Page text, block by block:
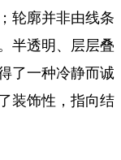
轮廓并非由线条
半透明、层层叠
了一种冷静而诚
装饰性，指向结